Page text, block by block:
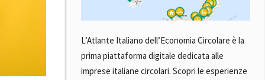
L’Atlante Italiano dell’Economia Circolare è la
prima piattaforma digitale dedicata alle
imprese italiane circolari. Scopri le esperienze